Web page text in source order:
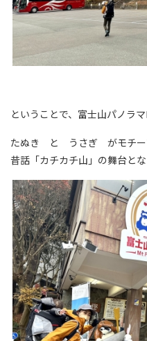
ということで、富士山パノラ
たぬき と うさぎ がモチー
昔話「カチカチ山」の舞台とな